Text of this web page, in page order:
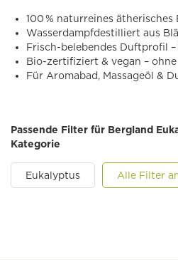
100 % naturreines ätherisches
Wasserdampfdestilliert aus
Frisch-belebendes Duftprofil
Bio-zertifiziert & vegan –
Für Aromabad, Massageöl &
Passende Filter für Bergland
Kategorie
Eukalyptus Alle Filter